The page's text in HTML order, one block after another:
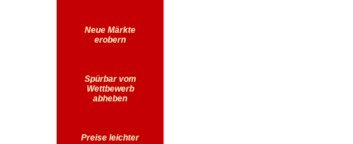
Neue Märkte
erobern
Spürbar vom
Wettbewerb
abheben
Preise leichter